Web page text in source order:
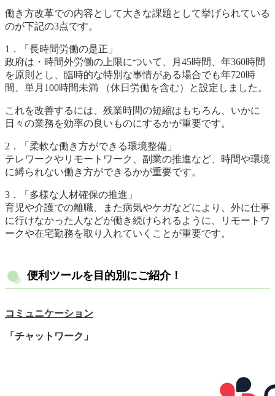
働き方改革での内容として大きな課題として挙げられている
のが下記の3点です。
1．「長時間労働の是正」
政府は・時間外労働の上限について、月45時間、年360時間
を原則とし、臨時的な特別な事情がある場合でも年720時
間、単月100時間未満 （休日労働を含む）と設定しました。
これを改善するには、残業時間の短縮はもちろん、いかに
日々の業務を効率の良いものにするかが重要です。
2．「柔軟な働き方ができる環境整備」
テレワークやリモートワーク、副業の推進など、時間や環境
に縛られない働き方ができるかが重要です。
3．「多様な人材確保の推進」
育児や介護での離職、また病気やケガなどにより、外に仕事
に行けなかった人などが働き続けられるように、リモートワ
ークや在宅勤務を取り入れていくことが重要です。
便利ツールを目的別にご紹介！
コミュニケーション
「チャットワーク」